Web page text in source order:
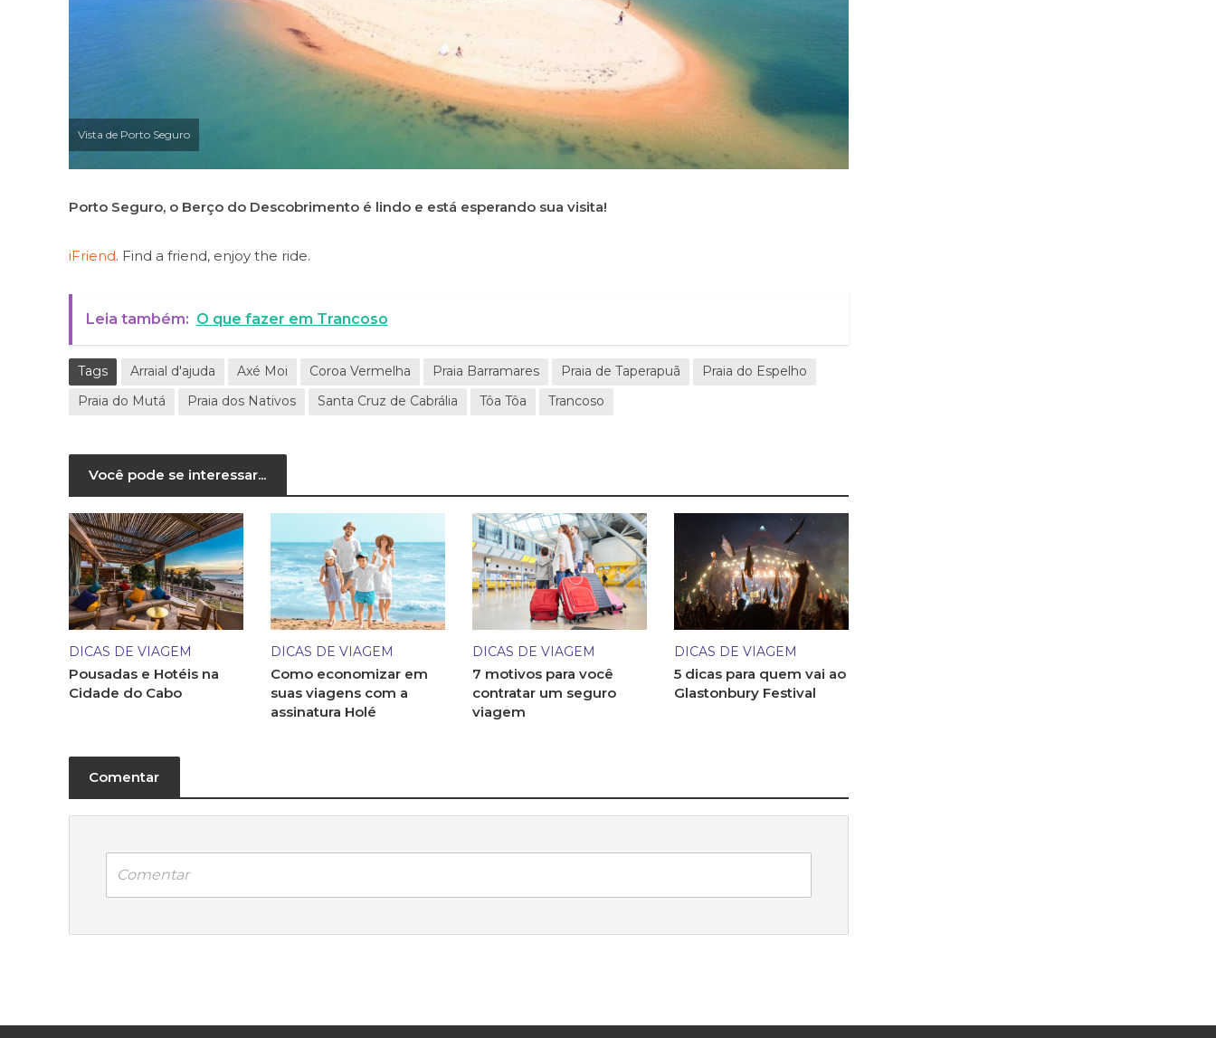
Vista de Porto Seguro
Porto Seguro, o Berço do Descobrimento é lindo e está esperando sua visita!
iFriend. Find a friend, enjoy the ride.
Leia também: O que fazer em Trancoso
Tags Arraial d'ajuda Axé Moi Coroa Vermelha Praia Barramares Praia de Taperapuã
Praia do Espelho
Praia do Mutá
Praia dos Nativos Santa Cruz de Cabrália Tôa Tôa Trancoso
Você pode se interessar...
DICAS DE VIAGEM
Pousadas e Hotéis na
Cidade do Cabo
DICAS DE VIAGEM
Como economizar em
suas viagens com a
assinatura Holé
DICAS DE VIAGEM
7 motivos para você
contratar um seguro
viagem
DICAS DE VIAGEM
5 dicas para quem vai ao
Glastonbury Festival
Comentar
Comentar